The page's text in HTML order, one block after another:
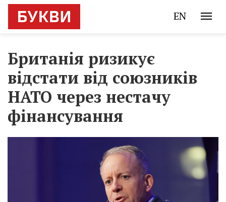
EN
Британія ризикує
відстати від союзників
НАТО через нестачу
фінансування